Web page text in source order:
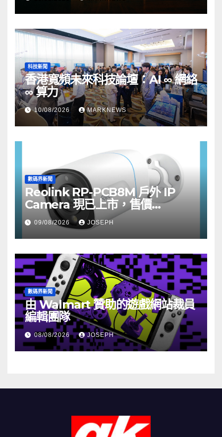
科技新聞
香港寬頻未來科技論壇：AI ∞ 網絡
∞ 算力
10/08/2026 MARKNEWS
數碼界新聞
Reolink RP-PCB8M 戶外 IP
Camera 現已上市，售價
HK$722
09/08/2026 JOSEPH
數碼界新聞
由 Walmart 贊助的遊戲網站裁員
編輯團隊
08/08/2026 JOSEPH